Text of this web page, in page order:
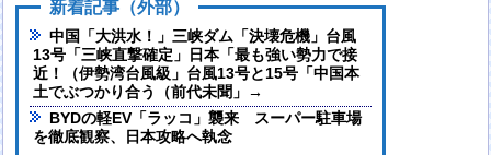
新着記事（外部）
中国「大洪水！」三峡ダム「決壊危機」台風
13号「三峡直撃確定」日本「最も強い勢力で接
近！（伊勢湾台風級」台風13号と15号「中国本
土でぶつかり合う（前代未聞」→
BYDの軽EV「ラッコ」襲来 スーパー駐車場
を徹底観察、日本攻略へ執念